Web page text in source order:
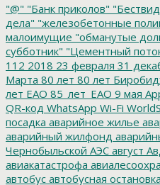
"@" "Банк приколов"
дела" "железобетонные
малоимущие "обманутые
субботник" "Цементный
112 2018 23 февраля 31
Марта 80 лет 80 лет
лет ЕАО 85_лет_ЕАО 9 мая
QR-код WhatsApp Wi-Fi
посадка аварийное жилье
аварийный жилфонд
Чернобыльской АЭС август
авиакатастрофа
автобус автобусная остановка